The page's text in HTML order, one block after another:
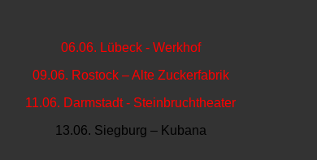
06.06. Lübeck - Werkhof
09.06. Rostock– Alte Zuckerfabrik
11.06. Darmstadt- Steinbruchtheater
13.06. Siegburg – Kubana